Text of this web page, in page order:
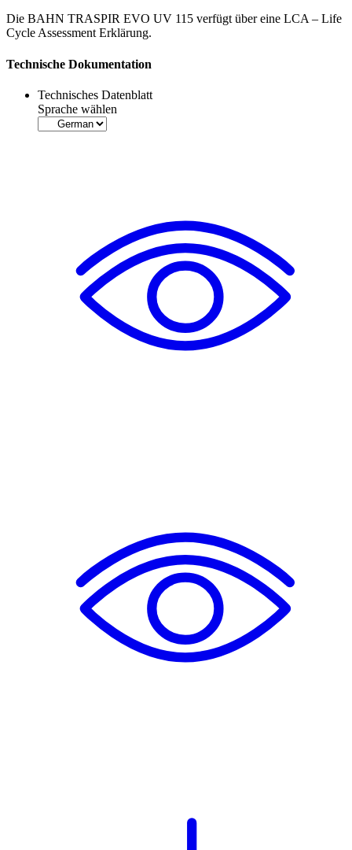
Die BAHN TRASPIR EVO UV 115 verfügt über eine LCA – Life
Cycle Assessment Erklärung.
Technische Dokumentation
Technisches Datenblatt
Sprache wählen